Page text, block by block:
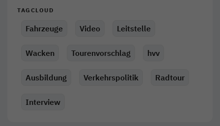
TAGCLOUD
Fahrzeuge Video Leitstelle
Wacken Tourenvorschlag hvv
Ausbildung Verkehrspolitik Radtour
Interview